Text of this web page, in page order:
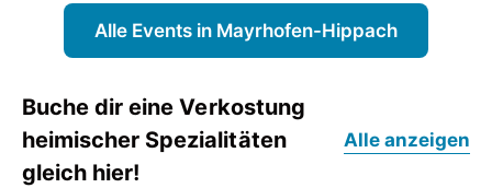
Alle Events in Mayrhofen-Hippach
Buche dir eine Verkostung
heimischer Spezialitäten
gleich hier!
Alle anzeigen